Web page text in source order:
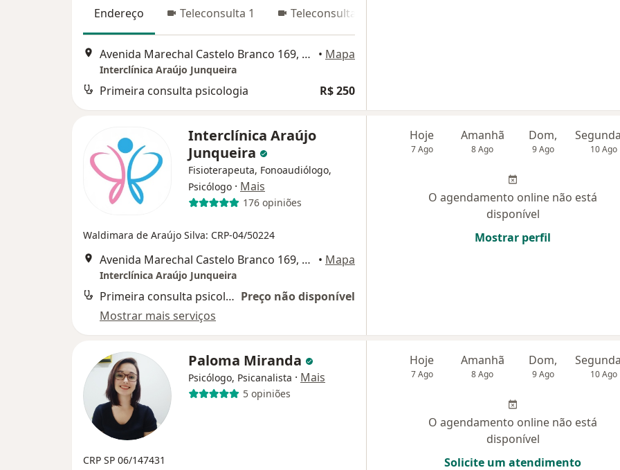
Endereço Teleconsulta 1 Teleconsulta 2
Avenida Marechal Castelo Branco 169, Mogi Guaçu • Mapa
Interclínica Araújo Junqueira
Primeira consulta psicologia R$ 250
Interclínica Araújo
Junqueira
Fisioterapeuta, Fonoaudiólogo,
Psicólogo · Mais
176 opiniões
Waldimara de Araújo Silva: CRP-04/50224
Avenida Marechal Castelo Branco 169, Mogi Guaçu • Mapa
Interclínica Araújo Junqueira
Primeira consulta psicologia Preço não disponível
Mostrar mais serviços
Hoje
7 Ago
Amanhã
8 Ago
Dom,
9 Ago 10 Ago
O agendamento online não está
disponível
Mostrar perfil
Paloma Miranda
Psicólogo, Psicanalista · Mais
5 opiniões
CRP SP 06/147431
Hoje
7 Ago
Amanhã
8 Ago
Dom,
9 Ago 10 Ago
O agendamento online não está
disponível
Solicite um atendimento